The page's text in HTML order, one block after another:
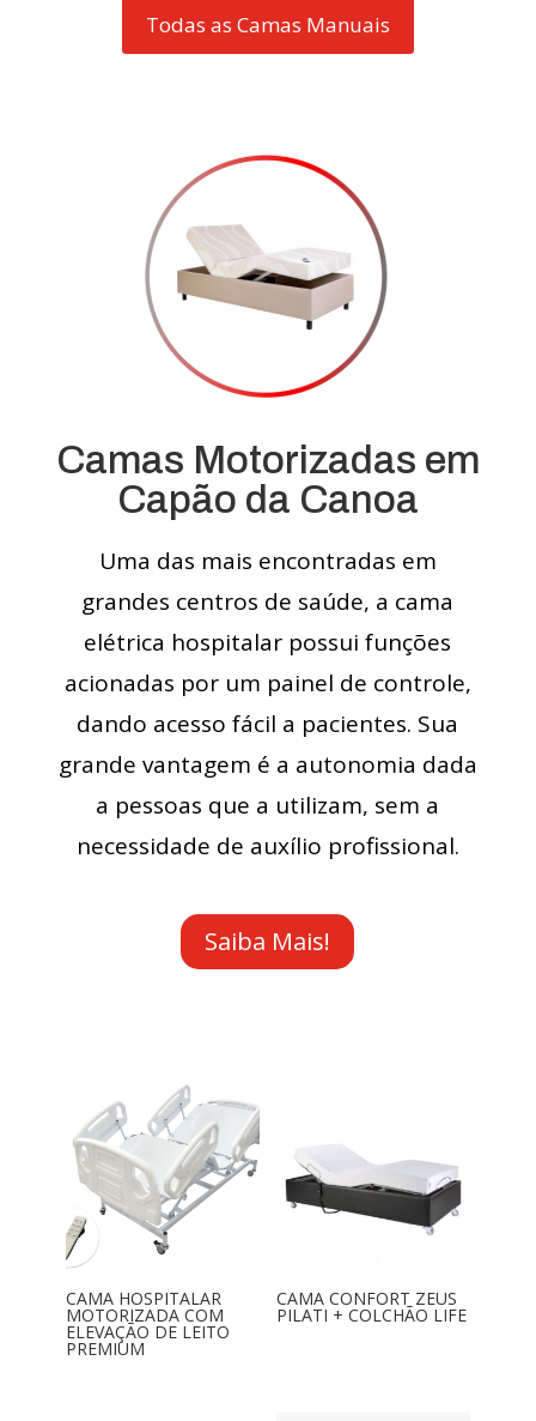
Todas as Camas Manuais
Camas Motorizadas em
Capão da Canoa
Uma das mais encontradas em
grandes centros de saúde, a cama
elétrica hospitalar possui funções
acionadas por um painel de controle,
dando acesso fácil a pacientes. Sua
grande vantagem é a autonomia dada
a pessoas que a utilizam, sem a
necessidade de auxílio profissional.
Saiba Mais!
CAMA HOSPITALAR
MOTORIZADA COM
ELEVAÇÃO DE LEITO
PREMIUM
CAMA CONFORT ZEUS
PILATI + COLCHÃO LIFE